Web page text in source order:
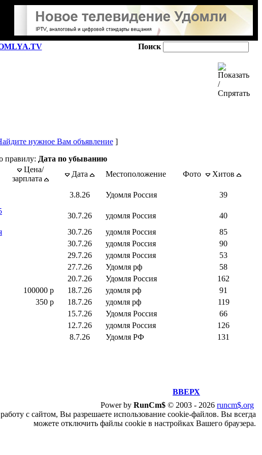
Поиск
нужное Вам объявление]
правилу: Дата по убыванию
Цена/
зарплата
Дата Местоположение Фото Хитов
3.8.26 Удомля Россия 39
30.7.26 удомля Россия
40
30.7.26 удомля Россия
85
30.7.26 удомля Россия
90
29.7.26 удомля Россия
53
27.7.26 Удомля рф
58
20.7.26 Удомля Россия
162
100000 р 18.7.26 удомля рф
91
350 р 18.7.26 удомля рф
119
15.7.26 Удомля Россия
66
12.7.26 удомля Россия
126
8.7.26 Удомля РФ 131
ВВЕРХ
Power by RunCm$ © 2003 - 2026 runcm$.org
с сайтом, Вы разрешаете использование cookie-файлов. Вы всегда
можете отключить файлы cookie в настройках Вашего браузера.